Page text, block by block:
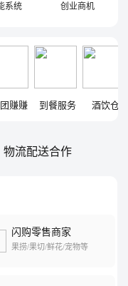
系统 创业商机
赚赚 到餐服务 酒饮仓
物流配送合作
闪购零售商家
果捞/果切/鲜花/宠物等